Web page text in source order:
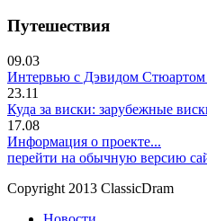
Путешествия
09.03
Интервью с Дэвидом Стюартом
23.11
Куда за виски: зарубежные
17.08
Информация о проекте...
перейти на обычную версию
Copyright 2013 ClassicDram